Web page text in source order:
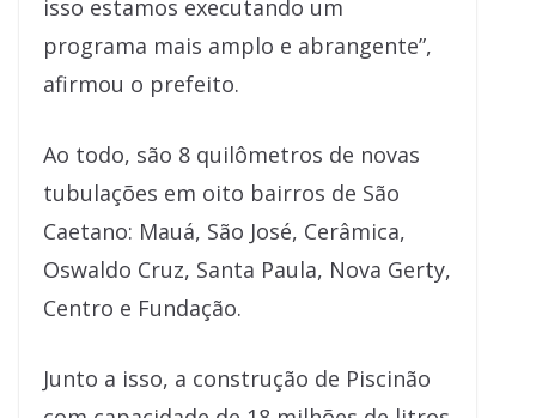
isso estamos executando um
programa mais amplo e abrangente”,
afirmou o prefeito.
Ao todo, são 8 quilômetros de novas
tubulações em oito bairros de São
Caetano: Mauá, São José, Cerâmica,
Oswaldo Cruz, Santa Paula, Nova Gerty,
Centro e Fundação.
Junto a isso, a construção de Piscinão